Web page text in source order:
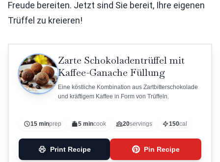
Freude bereiten. Jetzt sind Sie bereit, Ihre eigenen
Trüffel zu kreieren!
Zarte Schokoladentrüffel mit
Kaffee-Ganache Füllung
Eine köstliche Kombination aus Zartbitterschokolade
und kräftigem Kaffee in Form von Trüffeln.
15 minprep 5 mincook 20servings 150cal
Print Recipe Pin Recipe